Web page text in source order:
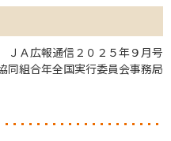
ＪＡ広報通信２０２５年９月号
同組合年全国実行委員会事務局